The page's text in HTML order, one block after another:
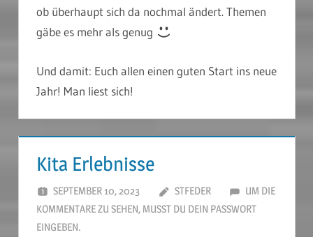
ob überhaupt sich da nochmal ändert. Themen
gäbe es mehr als genug
Und damit: Euch allen einen guten Start ins neue
Jahr! Man liest sich!
Kita Erlebnisse
SEPTEMBER 10, 2023 STFEDER
UM DIE
KOMMENTARE ZU SEHEN, MUSST DU DEIN PASSWORT
EINGEBEN.